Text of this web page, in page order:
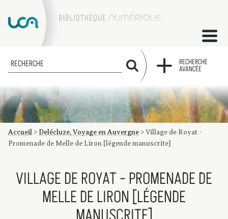
ACCUEIL
COLLECTIONS
FACTUMS
Les factums à la BU
Présentation du corpus de factums de la collection Marie
Bibliographie
Glossaire
Index de recherche
RECHERCHE
RECHERCHE
AVANCÉE
Accueil > Delécluze, Voyage en Auvergne > Village de Royat -
Promenade de Melle de Liron [légende manuscrite]
VILLAGE DE ROYAT - PROMENADE DE
MELLE DE LIRON [LÉGENDE